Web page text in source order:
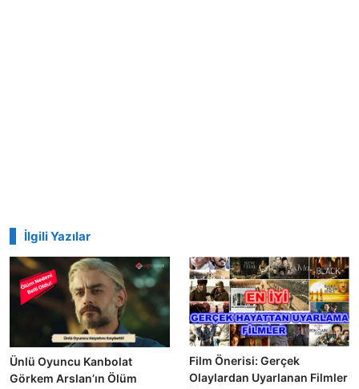
İlgili Yazılar
Ünlü Oyuncu Kanbolat
Görkem Arslan’ın Ölüm
Film Önerisi: Gerçek
Olaylardan Uyarlanan Filmler